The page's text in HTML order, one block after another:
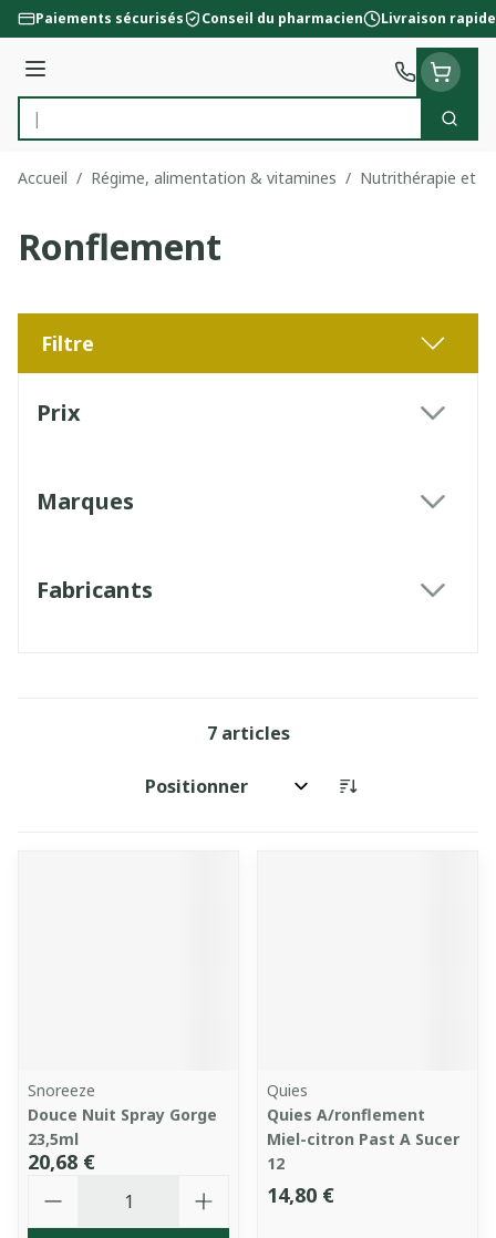
Aller au contenu
Paiements sécurisés Conseil du pharmacien Livraison rapide
Menu
Rechercher
Accueil / Régime, alimentation & vitamines / Nutrithérapie et
Ronflement
Filtre
Prix
Marques
Fabricants
7articles
Trier par:
Snoreeze
Douce Nuit Spray Gorge
23,5ml
20,68 €
Quies
Quies A/ronflement
Miel-citron Past A Sucer
12
14,80 €